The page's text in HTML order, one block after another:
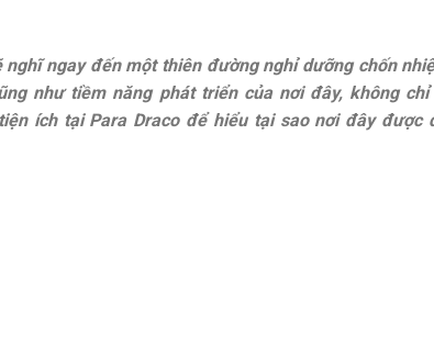
nghĩ ngay đến một thiên đường nghỉ dưỡng chốn
như tiềm năng phát triển của nơi đây, không
ích tại Para Draco để hiểu tại sao nơi đây được